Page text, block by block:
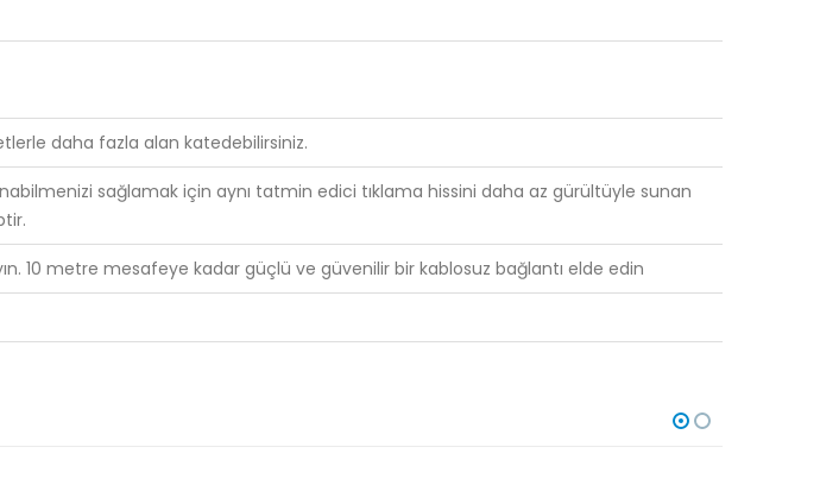
daha fazla alan katedebilirsiniz.
sağlamak için aynı tatmin edici tıklama hissini daha az gürültüyle sunan
10 metre mesafeye kadar güçlü ve güvenilir bir kablosuz bağlantı elde edin